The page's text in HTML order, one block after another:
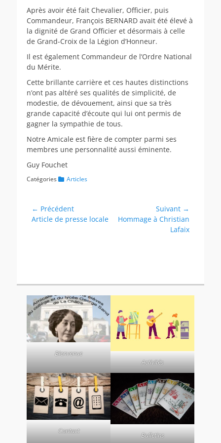
Après avoir été fait Chevalier, Officier, puis
Commandeur, François BERNARD avait été élevé à
la dignité de Grand Officier et désormais à celle
de Grand-Croix de la Légion d’Honneur.
Il est également Commandeur de l’Ordre National
du Mérite.
Cette brillante carrière et ces hautes distinctions
n’ont pas altéré ses qualités de simplicité, de
modestie, de dévouement, ainsi que sa très
grande capacité d’écoute qui lui ont permis de
gagner la sympathie de tous.
Notre Amicale est fière de compter parmi ses
membres une personnalité aussi éminente.
Guy Fouchet
Catégories Articles
Navigation
de
← Précédent
Article
Article de presse locale
Suivant →
Article
Hommage à Christian
Lafaix
Bienvenue
Activités
Contact Bulletins